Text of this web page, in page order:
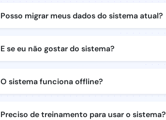
Posso migrar meus dados do sistema atual?
E se eu não gostar do sistema?
O sistema funciona offline?
Preciso de treinamento para usar o sistema?